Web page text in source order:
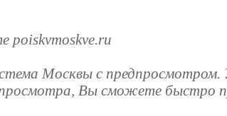
Москвы с
Вы сможете быстро